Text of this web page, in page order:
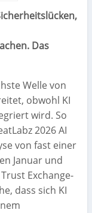
Das
Welle von
obwohl KI
wird. So
2026 AI
von fast einer
Januar und
Exchange-
dass sich KI